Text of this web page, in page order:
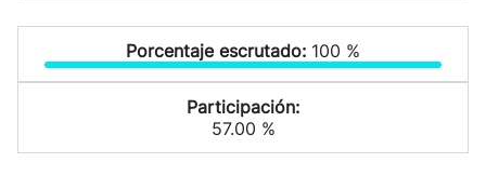
Porcentaje escrutado: 100 %
Participación:
57.00 %